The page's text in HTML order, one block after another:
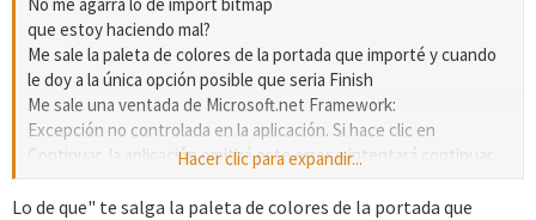
que estoy haciendo mal?
Me sale la paleta de colores de la portada que importé y cuando
le doy a la única opción posible que seria Finish
Me sale una ventada de Microsoft.net Framework:
Excepción no controlada en la aplicación. Si hace clic en
Continuar, la aplicación omitirá este error e intentará continuar.
Hacer clic para expandir...
Lo de que" te salga la paleta de colores de la portada que